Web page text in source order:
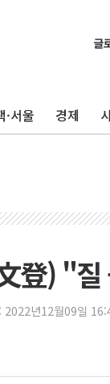
·서울 경제
登) "질
2022년12월09일